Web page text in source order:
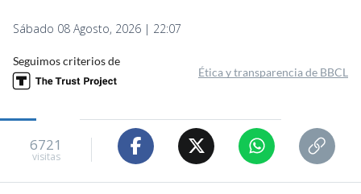
Sábado 08 Agosto, 2026 | 22:07
Seguimos criterios de
Ética y transparencia de BBCL
6721
visitas